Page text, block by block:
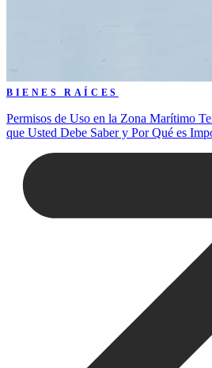
BIENES RAÍCES
Permisos de Uso en la Zona Marítimo
que Usted Debe Saber y Por Qué es